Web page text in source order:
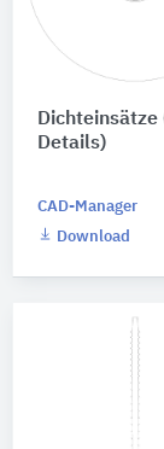
Dichteinsätze
Details)
CAD-Manager
Download